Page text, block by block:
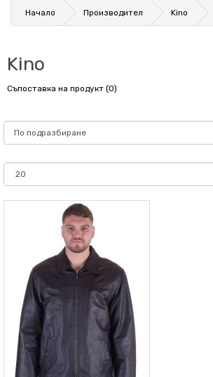
Начало Производител Kino
Kino
Съпоставка на продукт (0)